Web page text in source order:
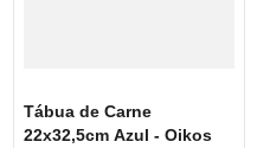
Tábua de Carne
22x32,5cm Azul - Oikos